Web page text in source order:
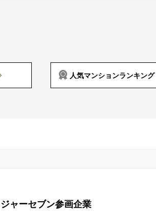
人気マンションランキング
ジャーセブン参画企業